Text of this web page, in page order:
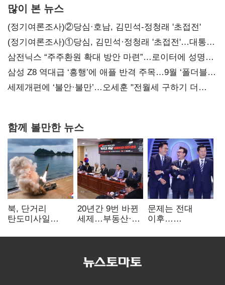
많이 본 뉴스
(정기여론조사)②당심·호남, 김민석-정청래 '초접전'
(정기여론조사)①당심, 김민석·정청래 '초접전'…대통령
지지도 '50% 아래로'(종합)
삼전닉스 “주주환원 확대 방안 마련”…로이터에 성명
보내
삼성 Z8 역대급 ‘흥행’에 애플 반격 주목…9월 ‘폴더블
대전’
세제개편에 ‘불안·불만’…오세훈 "전월세 구하기 더
함께 볼만한 뉴스
북, 단거리
탄도미사일
"즉각 중단 촉구"
20년간 9번 바뀐
세제…부동산·
건드렸다
문제는 전대
이후…
뒤집힐 땐